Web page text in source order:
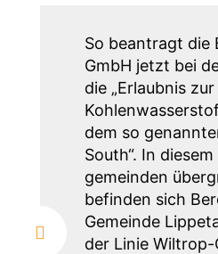
So beantragt die
GmbH jetzt bei
die „Erlaubnis
dem so
South“. In
gemeinden
befinden sich
Gemeinde
der Linie